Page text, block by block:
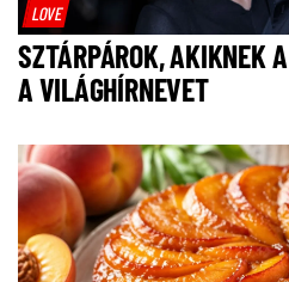
LOVE
SZTÁRPÁROK, AKIKNEK
A VILÁGHÍRNEVET